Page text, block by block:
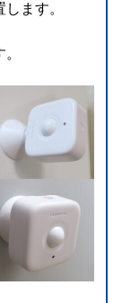
ます。